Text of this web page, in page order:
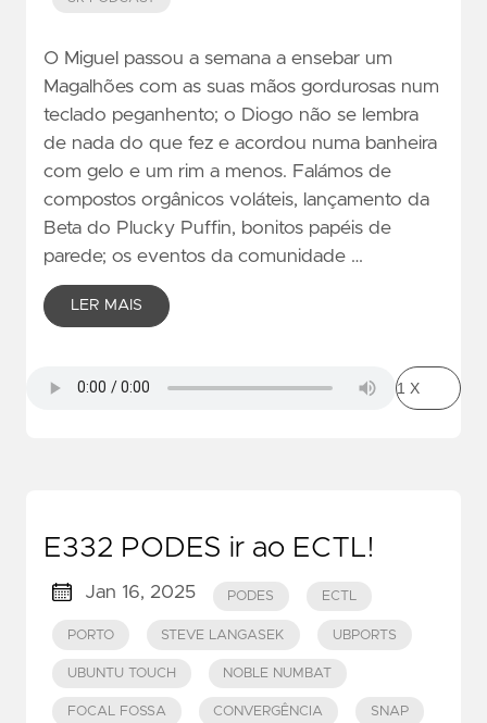
O Miguel passou a semana a ensebar um
Magalhões com as suas mãos gordurosas num
teclado peganhento; o Diogo não se lembra
de nada do que fez e acordou numa banheira
com gelo e um rim a menos. Falámos de
compostos orgânicos voláteis, lançamento da
Beta do Plucky Puffin, bonitos papéis de
parede; os eventos da comunidade …
LER MAIS
E332 PODES ir ao ECTL!
Jan 16, 2025 PODES ECTL
PORTO STEVE LANGASEK UBPORTS
UBUNTU TOUCH NOBLE NUMBAT
FOCAL FOSSA CONVERGÊNCIA SNAP